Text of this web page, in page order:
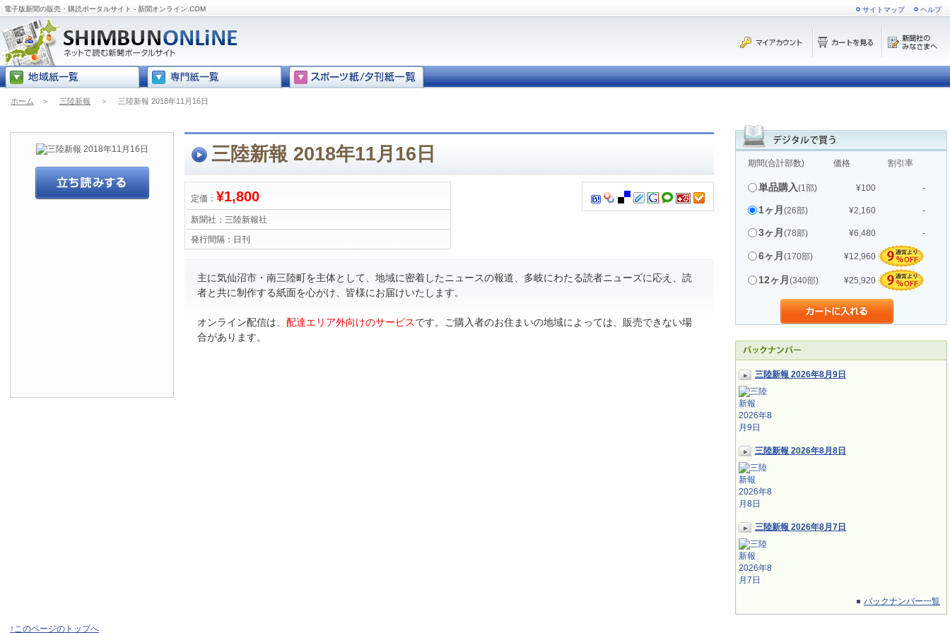
電子版新聞の販売・購読ポータルサイト - 新聞オンライン.COM サイトマップ ヘルプ
ホーム ＞ 三陸新報 ＞ 三陸新報 2018年11月16日
期間(合計部数) 価格 割引率
単品購入(1部) ¥100 -
1ヶ月 (26部) ¥2,160 -
3ヶ月 (78部) ¥6,480 -
6ヶ月 (170部) ¥12,960
12ヶ月 (340部) ¥25,920
三陸新報 2026年8月9日
三陸新報 2026年8月8日
三陸新報 2026年8月7日
バックナンバー一覧
三陸新報 2018年11月16日
定価： ¥1,800
新聞社： 三陸新報社
発行間隔： 日刊
主に気仙沼市・南三陸町を主体として、地域に密着したニュースの報道、多岐にわたる読者ニューズに応え、読
者と共に制作する紙面を心がけ、皆様にお届けいたします。
オンライン配信は、 配達エリア外向けのサービスです。ご購入者のお住まいの地域によっては、販売できない場
合があります。
↑このページのトップへ